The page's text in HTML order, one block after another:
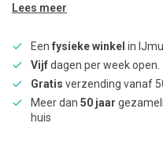
Lees meer
Een fysieke winkel in
Vijfdagen per week open.
Gratis verzending vanaf
Meer dan 50 jaar
huis